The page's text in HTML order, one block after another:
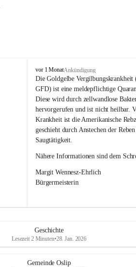
O
s
l
i
p
vor 1 MonatAnkündigung
Die Goldgelbe Vergilbungskrankheit
GFD) ist eine meldepflichtige
Diese wird durch zellwandlose
hervorgerufen und ist nicht heilbar.
Krankheit ist die Amerikanische
geschieht durch Anstechen der
Saugtätigkeit.
Nähere Informationen sind dem
Margit Wennesz-Ehrlich
Bürgermeisterin
Geschichte
Lesezeit 2 Minuten•28. Jan. 2026
Gemeinde Oslip